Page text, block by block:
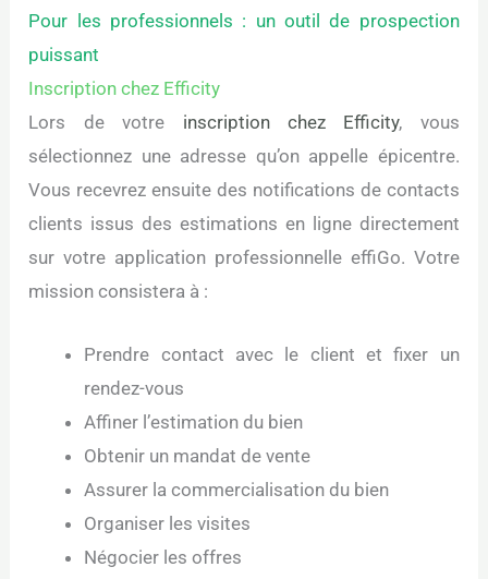
Pour les professionnels : un outil de prospection
puissant
Inscription chez Efficity
Lors de votre inscription chez Efficity, vous
sélectionnez une adresse qu’on appelle épicentre.
Vous recevrez ensuite des notifications de contacts
clients issus des estimations en ligne directement
sur votre application professionnelle effiGo. Votre
mission consistera à :
Prendre contact avec le client et fixer un
rendez-vous
Affiner l’estimation du bien
Obtenir un mandat de vente
Assurer la commercialisation du bien
Organiser les visites
Négocier les offres